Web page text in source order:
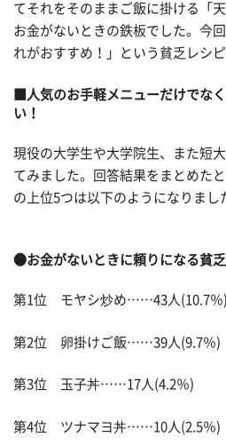
てそれをそのままご飯に掛ける「
お金がないときの鉄板でした。今
れがおすすめ！」という貧乏レシ
■人気のお手軽メニューだけでな
い！
現役の大学生や大学院生、また短
てみました。回答結果をまとめた
の上位5つは以下のようになりまし
●お金がないときに頼りになる貧
第1位 モヤシ炒め……43人(10.7％)
第2位 卵掛けご飯……39人(9.7％)
第3位 玉子丼……17人(4.2％)
第4位 ツナマヨ丼……10人(2.5％)